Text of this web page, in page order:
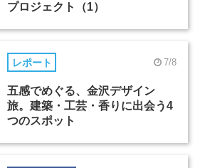
プロジェクト（1）
レポート 7/8
五感でめぐる、金沢デザイン
旅。建築・工芸・香りに出会う4
つのスポット